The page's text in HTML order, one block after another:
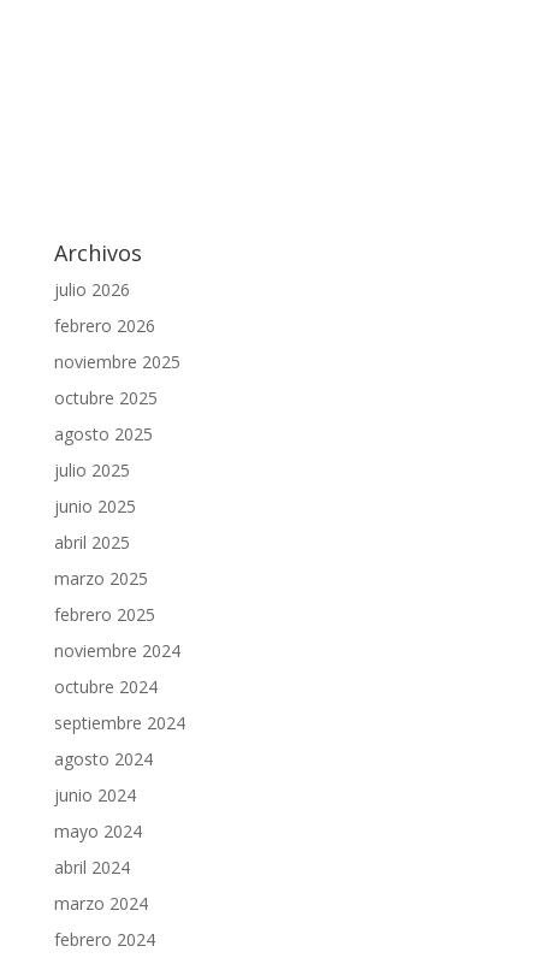
Archivos
julio 2026
febrero 2026
noviembre 2025
octubre 2025
agosto 2025
julio 2025
junio 2025
abril 2025
marzo 2025
febrero 2025
noviembre 2024
octubre 2024
septiembre 2024
agosto 2024
junio 2024
mayo 2024
abril 2024
marzo 2024
febrero 2024